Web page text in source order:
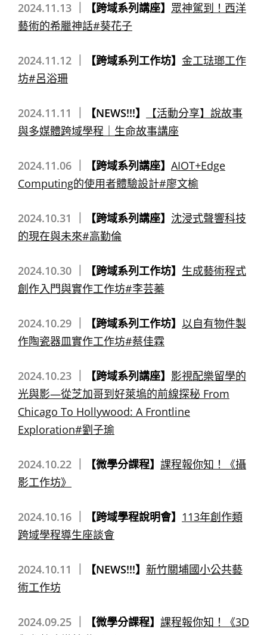
2024.11.13 ｜ 【跨域系列講座】 眾神駕到！西洋
藝術的希臘神話#葵花子
2024.11.12 ｜ 【跨域系列工作坊】 金工琺瑯工作
坊#呂浴珊
2024.11.11 ｜ 【NEWS!!!】
【活動分享】說故事
與多媒體跨域學程｜生命故事講座
2024.11.06 ｜ 【跨域系列講座】 AIOT+Edge
Computing的使用者體驗設計#廖文榆
2024.10.31 ｜ 【跨域系列講座】 沈浸式聲響科技
的現在與未來#高勤倫
2024.10.30 ｜ 【跨域系列工作坊】 生成藝術程式
創作入門與實作工作坊#李芸蓁
2024.10.29 ｜ 【跨域系列工作坊】 以自有物件製
作陶瓷器皿實作工作坊#蔡佳霖
2024.10.23 ｜ 【跨域系列講座】 影視配樂留學的
光與影—從芝加哥到好萊塢的前線探秘 From
Chicago To Hollywood: A Frontline
Exploration#劉子瑜
2024.10.22 ｜ 【微學分課程】 課程報你知！《攝
影工作坊》
2024.10.16 ｜ 【跨域學程說明會】 113年創作類
跨域學程導生座談會
2024.10.11 ｜ 【NEWS!!!】 新竹關埔國小公共藝
術工作坊
2024.09.25 ｜ 【微學分課程】 課程報你知！《3D